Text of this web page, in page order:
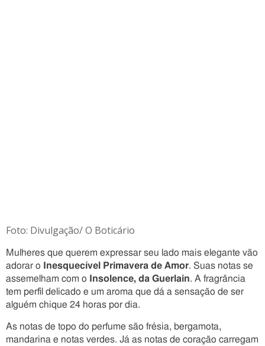
Foto: Divulgação/ O Boticário
Mulheres que querem expressar seu lado mais elegante vão
adorar o
Inesquecível Primavera de Amor. Suas notas se
assemelham com o
Insolence, da Guerlain. A fragrância
tem perfil delicado e um aroma que dá a sensação de ser
alguém chique 24 horas por dia.
As notas de topo do perfume são frésia, bergamota,
mandarina e notas verdes. Já as notas de coração carregam